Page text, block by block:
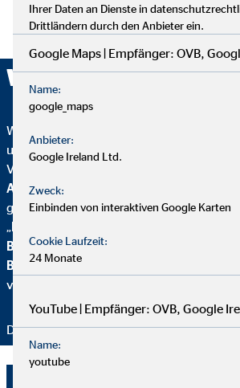
Wir sind
Wir wurden mehrfach ausgezeichnet – ein
unser Engagement in Qualität, Fairness
Von
Altersvorsorgeberatung und als fairster
geehrt. Zusätzlich erhielten wir vom
„
Beschäftigung und Employability (IBE
Brancheninitiative Nachhaltigkeit
verantwortungsvolle Beratung ein.
Danke für Ihr Vertrauen – wir bleiben dran!
Ihrer Daten an Dienste in
Drittländern durch den Anbieter ein.
Google Maps | Empfänger: OVB,
Name:
google_maps
Anbieter:
Google Ireland Ltd.
Zweck:
Einbinden von interaktiven Google Karten
Cookie Laufzeit:
24 Monate
YouTube | Empfänger: OVB, Google
Name:
youtube